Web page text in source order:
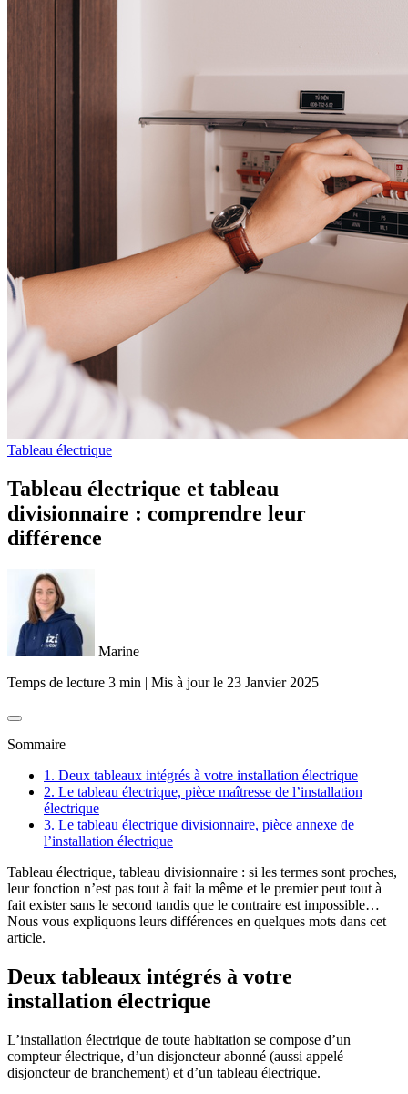
Tableau électrique
Tableau électrique et tableau
divisionnaire : comprendre leur
différence
Marine
Temps de lecture 3 min | Mis à jour le 23 Janvier 2025
Sommaire
1. Deux tableaux intégrés à votre installation électrique
2. Le tableau électrique, pièce maîtresse de l’installation
électrique
3. Le tableau électrique divisionnaire, pièce annexe de
l’installation électrique
Tableau électrique, tableau divisionnaire : si les termes sont proches,
leur fonction n’est pas tout à fait la même et le premier peut tout à
fait exister sans le second tandis que le contraire est impossible…
Nous vous expliquons leurs différences en quelques mots dans cet
article.
Deux tableaux intégrés à votre
installation électrique
L’installation électrique de toute habitation se compose d’un
compteur électrique, d’un disjoncteur abonné (aussi appelé
disjoncteur de branchement) et d’un tableau électrique.